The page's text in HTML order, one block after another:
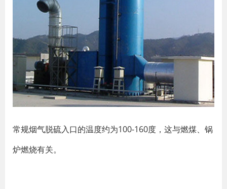
常规烟气脱硫入口的温度约为100-160度，这与燃煤、锅
炉燃烧有关。